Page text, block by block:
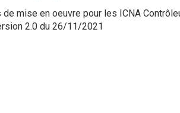
mise en oeuvre pour les ICNA
2.0 du 26/11/2021